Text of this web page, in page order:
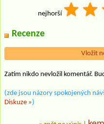
nejhorší
Recenze
Vložit
Zatím nikdo nevložil komentář.
(zde jsou názory spokojených
Diskuze »)